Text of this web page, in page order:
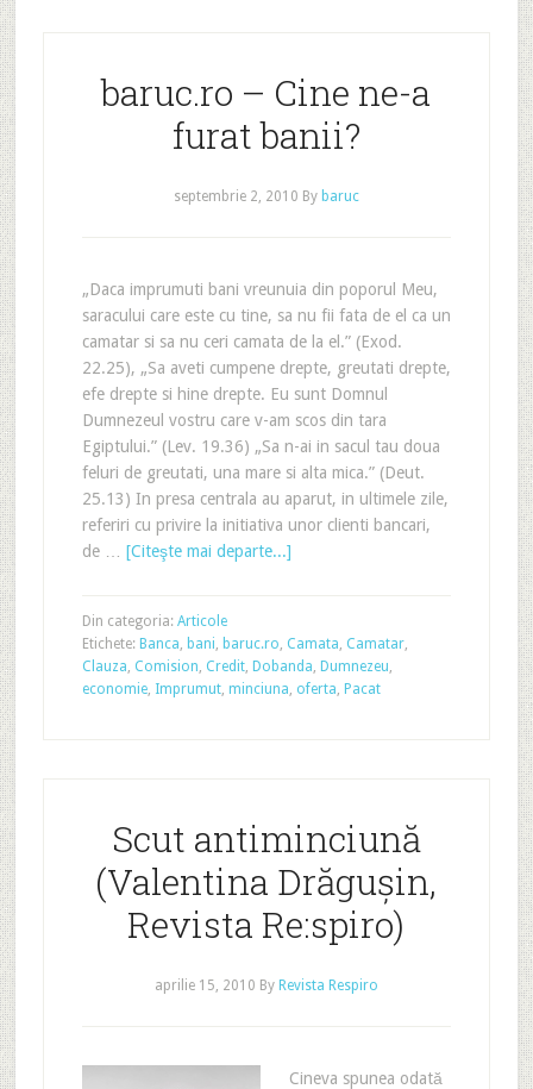
baruc.ro – Cine ne-a
furat banii?
septembrie 2, 2010 By baruc
„Daca imprumuti bani vreunuia din poporul Meu,
saracului care este cu tine, sa nu fii fata de el ca un
camatar si sa nu ceri camata de la el.” (Exod.
22.25), „Sa aveti cumpene drepte, greutati drepte,
efe drepte si hine drepte. Eu sunt Domnul
Dumnezeul vostru care v-am scos din tara
Egiptului.” (Lev. 19.36) „Sa n-ai in sacul tau doua
feluri de greutati, una mare si alta mica.” (Deut.
25.13) In presa centrala au aparut, in ultimele zile,
referiri cu privire la initiativa unor clienti bancari,
de … [Citeşte mai departe...]
Din categoria: Articole
Etichete: Banca, bani, baruc.ro, Camata, Camatar,
Clauza, Comision, Credit, Dobanda, Dumnezeu,
economie, Imprumut, minciuna, oferta, Pacat
Scut antiminciună
(Valentina Drăgușin,
Revista Re:spiro)
aprilie 15, 2010 By Revista Respiro
Cineva spunea odată